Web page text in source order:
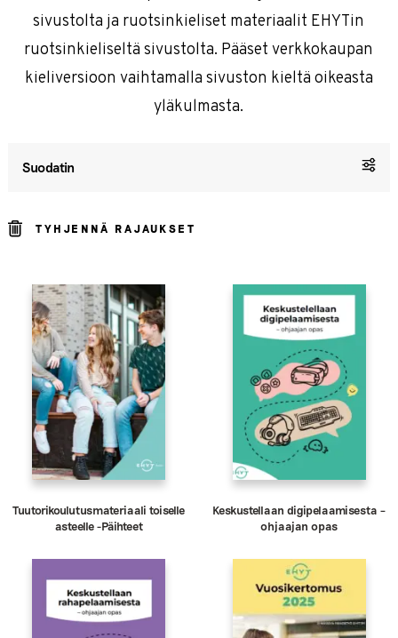
sivustolta ja ruotsinkieliset materiaalit EHYTin
ruotsinkieliseltä sivustolta. Pääset verkkokaupan
kieliversioon vaihtamalla sivuston kieltä oikeasta
yläkulmasta.
Suodatin
TYHJENNÄ RAJAUKSET
Tuutorikoulutusmateriaali toiselle
asteelle -Päihteet
Keskustellaan digipelaamisesta –
ohjaajan opas